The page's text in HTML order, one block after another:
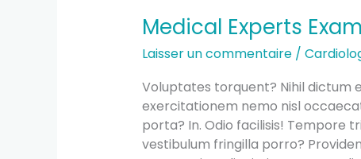
Medical Experts
Laisser un commentaire /
Voluptates torquent? Nihil dictum
exercitationem nemo nisl
porta? In. Odio facilisis! Tempore
vestibulum fringilla porro?